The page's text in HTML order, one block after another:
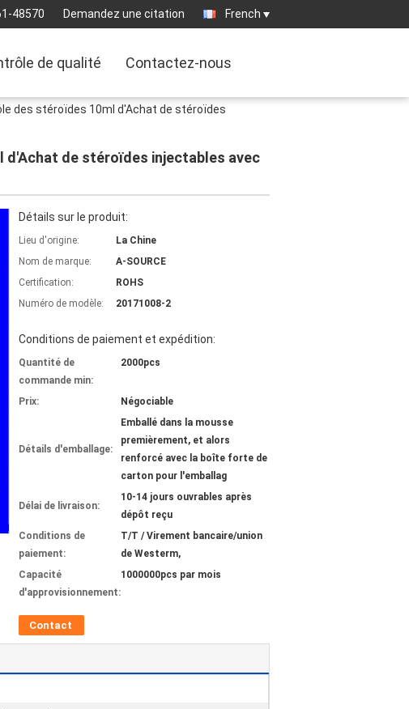
48570 Demandez une citation French
de qualité Contactez-nous
des stéroïdes 10ml d'Achat de stéroïdes
de stéroïdes injectables avec
Détails sur le produit:
Lieu d'origine:
La Chine
Nom de marque:
A-SOURCE
Certification:
ROHS
Numéro de modèle:
20171008-2
Conditions de paiement et expédition:
Quantité de
commande min:
2000pcs
Prix: Négociable
Détails d'emballage:
Emballé dans la mousse
premièrement, et alors
renforcé avec la boîte forte de
carton pour l'emballag
Délai de livraison:
10-14 jours ouvrables après
dépôt reçu
Conditions de
paiement:
T/T / Virement bancaire/union
de Westerm,
Capacité
d'approvisionnement:
1000000pcs par mois
Contact